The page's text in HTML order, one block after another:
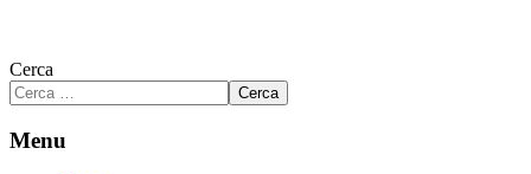
Cerca
Cerca
Menu